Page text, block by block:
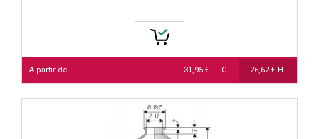
A partir de 31,95 € TTC 26,62 € HT